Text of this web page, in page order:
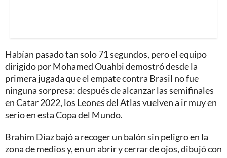
Habían pasado tan solo 71 segundos, pero el equipo
dirigido por Mohamed Ouahbi demostró desde la
primera jugada que el empate contra Brasil no fue
ninguna sorpresa: después de alcanzar las semifinales
en Catar 2022, los Leones del Atlas vuelven a ir muy en
serio en esta Copa del Mundo.
Brahim Díaz bajó a recoger un balón sin peligro en la
zona de medios y, en un abrir y cerrar de ojos, dibujó con